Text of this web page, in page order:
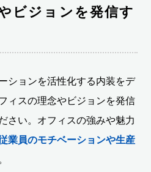
ビジョンを発信す
ションを活性化する内装をデ
ィスの理念やビジョンを発信
さい。オフィスの強みや魅力
業員のモチベーションや生産